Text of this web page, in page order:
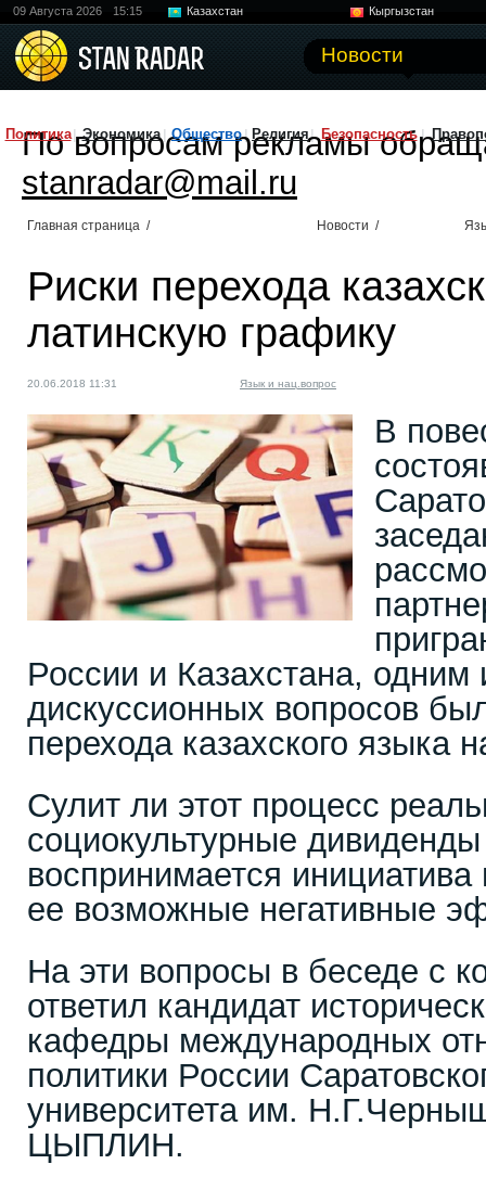
09 Августа 2026 15:15 Казахстан
Кыргызстан
Новости
Политика Экономика Общество Религия Безопасность
По вопросам рекламы
stanradar@mail.ru
Главная страница / Новости /
Риски перехода
латинскую графику
20.06.2018 11:31 Язык и нац.вопрос
В
России и Казахстана, одним
дискуссионных вопросов
перехода казахского языка
Сулит ли этот процесс
социокультурные
воспринимается
ее возможные негативные
На эти вопросы в беседе с
ответил кандидат
кафедры международных
политики России
университета им.
ЦЫПЛИН.